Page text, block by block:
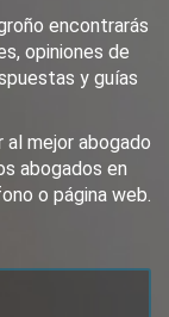
encontrarás
opiniones de
y guías
al mejor abogado
abogados en
o página web.